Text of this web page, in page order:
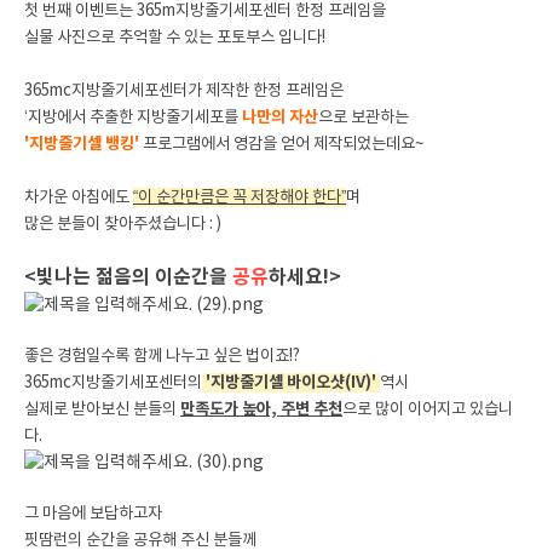
첫 번째 이벤트는 365m지방줄기세포센터 한정 프레임을
실물 사진으로 추억할 수 있는 포토부스 입니다!
365mc지방줄기세포센터가 제작한 한정 프레임은
‘지방에서 추출한 지방줄기세포를 나만의 자산으로 보관하는
'지방줄기셀 뱅킹' 프로그램에서 영감을 얻어 제작되었는데요~
차가운 아침에도“이 순간만큼은 꼭 저장해야 한다”며
많은 분들이 찾아주셨습니다 : )
<빛나는 젊음의 이순간을 공유하세요!>
좋은 경험일수록 함께 나누고 싶은 법이죠!?
365mc지방줄기세포센터의 '지방줄기셀 바이오샷(IV)' 역시
실제로 받아보신 분들의 만족도가 높아, 주변 추천으로 많이 이어지고 있습니
다.
그 마음에 보답하고자
핏땀런의 순간을 공유해 주신 분들께